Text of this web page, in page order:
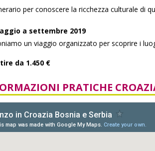
per conoscere la ricchezza culturale di
a settembre 2019
un viaggio organizzato per scoprire i
da 1.450 €
PRATICHE